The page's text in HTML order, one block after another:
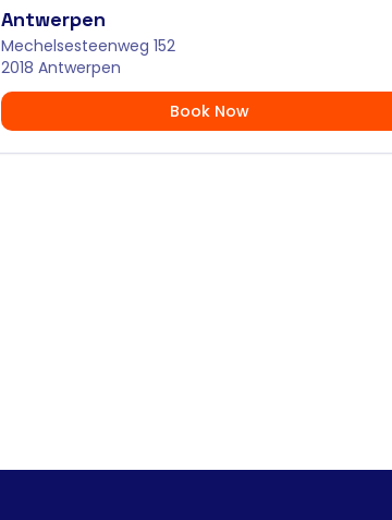
Antwerpen
Mechelsesteenweg 152
2018 Antwerpen
Book Now